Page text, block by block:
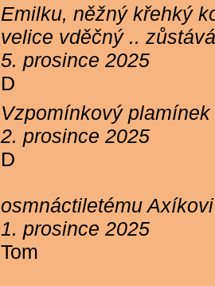
Emilku, něžný křehký
velice vděčný ..
5. prosince 2025
D
Vzpomínkový
2. prosince 2025
D
osmnáctiletému
1. prosince 2025
Tom